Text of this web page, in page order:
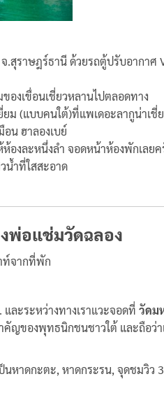
ราษฎร์ธานี ด้วยรถตู้ปรับอากาศ
องเขื่อนเชี่ยวหลานไปตลอดทาง
ยม (แบบคนใต้)ที่แพเดอะลากูน่าเชี่
น ฮาลองเบย์
องละหนึ่งลำ จอดหน้าห้องพักเลย
น้ำที่ใสสะอาด
งพ่อแช่มวัดฉลอง
ท์จากที่พัก
ละระหว่างทางเราแวะจอดที่ วัดม
ญของพุทธนิกชนชาวใต้ และถือว่
นหาดกะตะ, หาดกระรน, จุดชมวิว